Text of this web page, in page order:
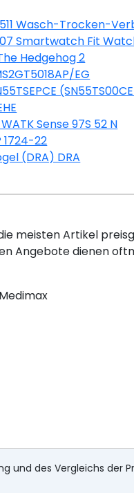
Wasch-Trocken-
Smartwatch Fit
Hedgehog 2
EG
Sense 97S 52 N
1724-22
(DRA) DRA
meisten Artikel
Angebote dienen
und des Vergleichs der